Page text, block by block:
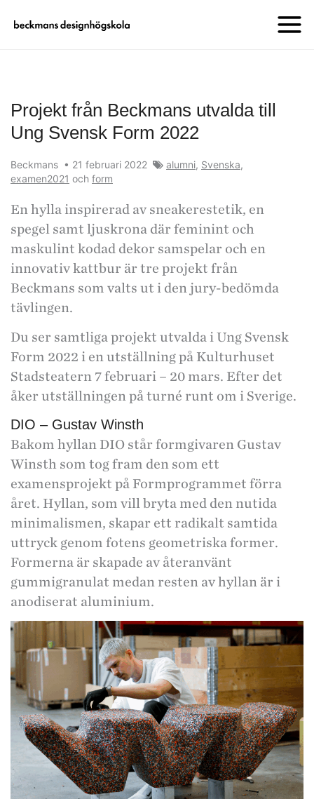
Projekt från Beckmans utvalda till
Ung Svensk Form 2022
Beckmans • 21 februari 2022 alumni, Svenska,
examen2021 och form
En hylla inspirerad av sneakerestetik, en
spegel samt ljuskrona där feminint och
maskulint kodad dekor samspelar och en
innovativ kattbur är tre projekt från
Beckmans som valts ut i den jury-bedömda
tävlingen.
Du ser samtliga projekt utvalda i Ung Svensk
Form 2022 i en utställning på Kulturhuset
Stadsteatern 7 februari – 20 mars. Efter det
åker utställningen på turné runt om i Sverige.
DIO – Gustav Winsth
Bakom hyllan DIO står formgivaren Gustav
Winsth som tog fram den som ett
examensprojekt på Formprogrammet förra
året. Hyllan, som vill bryta med den nutida
minimalismen, skapar ett radikalt samtida
uttryck genom fotens geometriska former.
Formerna är skapade av återanvänt
gummigranulat medan resten av hyllan är i
anodiserat aluminium.